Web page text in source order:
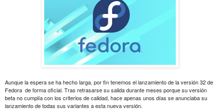
Aunque la espera se ha hecho larga, por fin tenemos el lanzamiento de la versión 32 de
Fedora de forma oficial. Tras retrasarse su salida durante meses porque su versión
beta no cumplía con los criterios de calidad, hace apenas unos días se anunciaba su
lanzamiento de todas sus variantes a esta nueva versión.